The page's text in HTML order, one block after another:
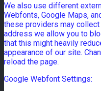
We also use different
Webfonts, Google Maps,
these providers may
address we allow you to
that this might heavily
appearance of our site.
reload the page.
Google Webfont Settings: